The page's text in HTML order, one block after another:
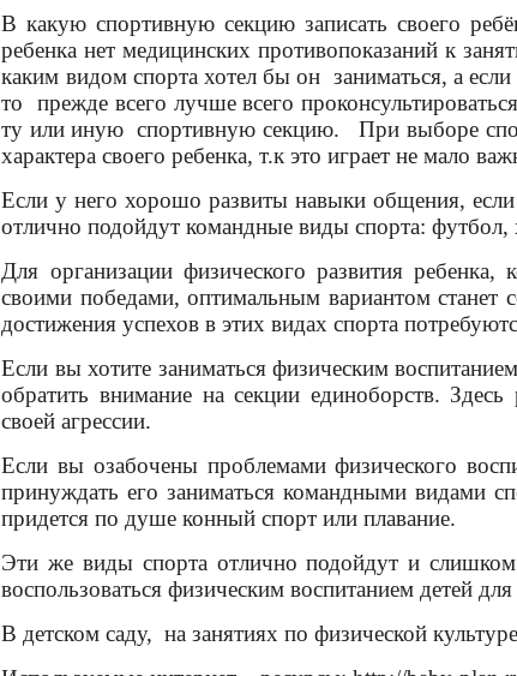
В какую спортивную секцию записать своего
ребенка нет медицинских противопоказаний к
каким видом спорта хотел бы он заниматься, а
то прежде всего лучше всего
ту или иную спортивную секцию. При выборе
характера своего ребенка, т.к это играет не мало
Если у него хорошо развиты навыки общения,
отлично подойдут командные виды спорта: футбол,
Для организации физического развития
своими победами, оптимальным вариантом станет
достижения успехов в этих видах спорта
Если вы хотите заниматься физическим
обратить внимание на секции единоборств.
своей агрессии.
Если вы озабочены проблемами физического
принуждать его заниматься командными видами
придется по душе конный спорт или плавание.
Эти же виды спорта отлично подойдут и
воспользоваться физическим воспитанием детей
В детском саду, на занятиях по физической